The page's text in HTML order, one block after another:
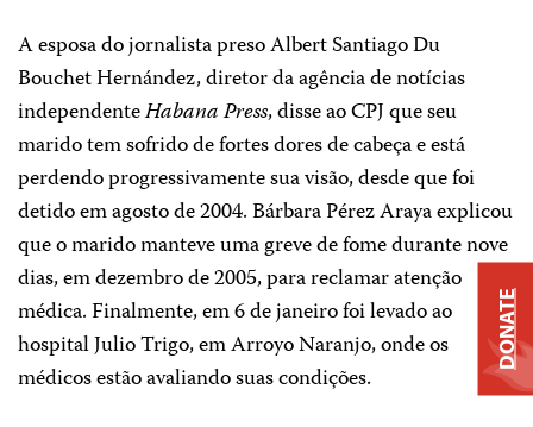
A esposa do jornalista preso Albert Santiago Du
Bouchet Hernández, diretor da agência de notícias
independenteHabana Press, disse ao CPJ que seu
marido tem sofrido de fortes dores de cabeça e está
perdendo progressivamente sua visão, desde que foi
detido em agosto de 2004. Bárbara Pérez Araya explicou
que o marido manteve uma greve de fome durante nove
dias, em dezembro de 2005, para reclamar atenção
médica. Finalmente, em 6 de janeiro foi levado ao
hospital Julio Trigo, em Arroyo Naranjo, onde os
médicos estão avaliando suas condições.
DONATE